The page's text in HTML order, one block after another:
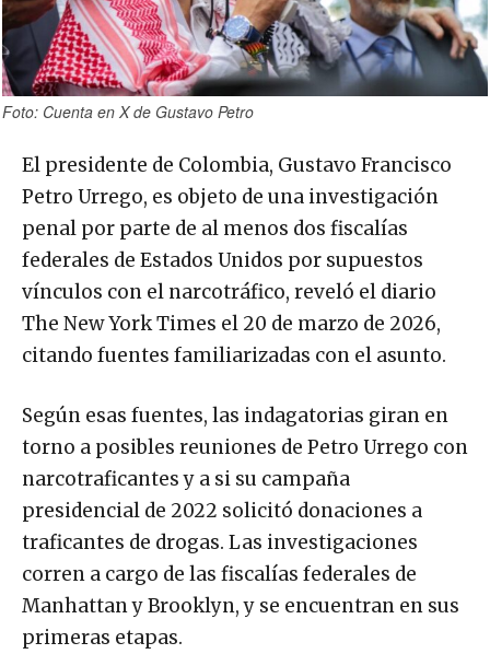
Foto: Cuenta en X de Gustavo Petro
El presidente de Colombia, Gustavo Francisco
Petro Urrego, es objeto de una investigación
penal por parte de al menos dos fiscalías
federales de Estados Unidos por supuestos
vínculos con el narcotráfico, reveló el diario
The New York Times el 20 de marzo de 2026,
citando fuentes familiarizadas con el asunto.
Según esas fuentes, las indagatorias giran en
torno a posibles reuniones de Petro Urrego con
narcotraficantes y a si su campaña
presidencial de 2022 solicitó donaciones a
traficantes de drogas. Las investigaciones
corren a cargo de las fiscalías federales de
Manhattan y Brooklyn, y se encuentran en sus
primeras etapas.